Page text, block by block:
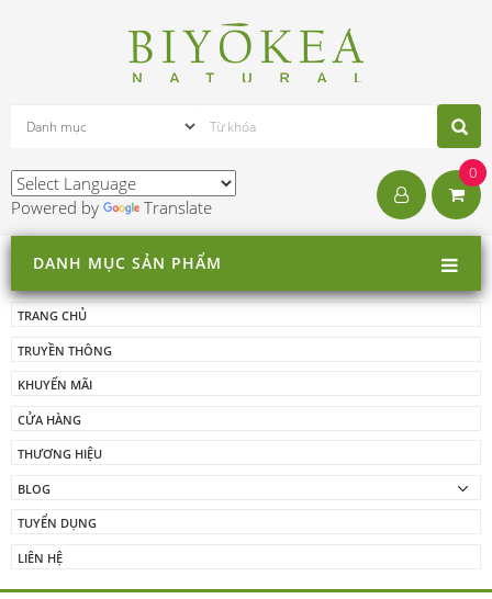
Powered by Translate
0
DANH MỤC SẢN PHẨM
TRANG CHỦ
TRUYỀN THÔNG
KHUYẾN MÃI
CỬA HÀNG
THƯƠNG HIỆU
BLOG
TUYỂN DỤNG
LIÊN HỆ